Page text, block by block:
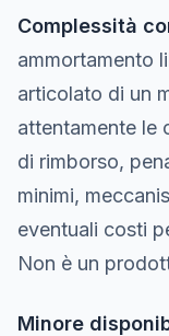
Complessità
ammortamento
articolato di un
attentamente le
di rimborso,
minimi,
eventuali costi
Non è un
Minore